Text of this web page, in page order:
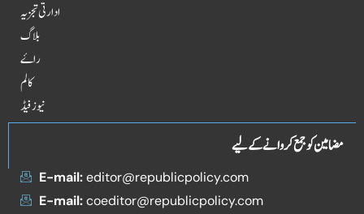
ادارتی تجزیہ
بلاگ
راۓ
کالم
نیوز فیڈ
مضامین کو جمع کروانے کے لیے
E-mail:editor@republicpolicy.com
E-mail:coeditor@republicpolicy.com